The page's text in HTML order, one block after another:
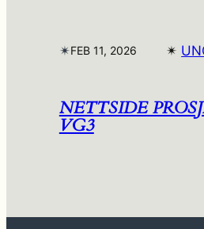
✴︎FEB 11, 2026 ✴︎
NETTSIDE
VG3